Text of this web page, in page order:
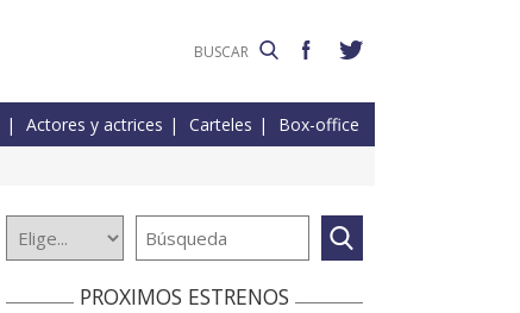
Actores y actrices Carteles Box-office
PROXIMOS ESTRENOS